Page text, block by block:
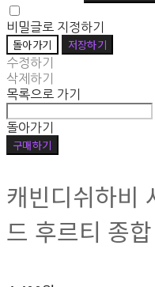
비밀글로 지정하기
돌아가기 저장하기
수정하기
삭제하기
목록으로 가기
돌아가기
구매하기
캐빈디쉬하비
드 후르티 종